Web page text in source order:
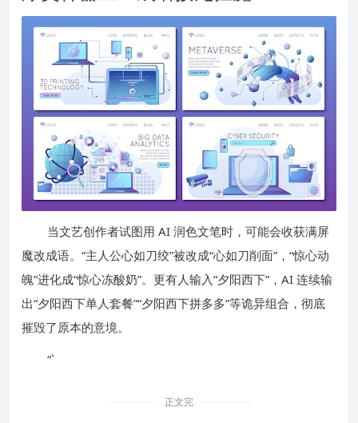
当文艺创作者试图用 AI 润色文笔时，可能会收获满屏
魔改成语。“主人公心如刀绞”被改成“心如刀削面”，“惊心动
魄”进化成“惊心冻酸奶”。更有人输入“夕阳西下”，AI 连续输
出“夕阳西下单人套餐”“夕阳西下拼多多”等诡异组合，彻底
摧毁了原本的意境。
“`
正文完